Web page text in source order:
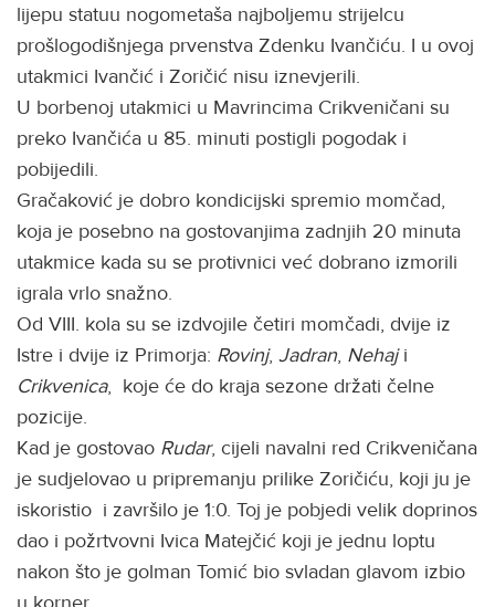
lijepu statuu nogometaša najboljemu strijelcu
prošlogodišnjega prvenstva Zdenku Ivančiću. I u ovoj
utakmici Ivančić i Zoričić nisu iznevjerili.
U borbenoj utakmici u Mavrincima Crikveničani su
preko Ivančića u 85. minuti postigli pogodak i
pobijedili.
Gračaković je dobro kondicijski spremio momčad,
koja je posebno na gostovanjima zadnjih 20 minuta
utakmice kada su se protivnici već dobrano izmorili
igrala vrlo snažno.
Od VIII. kola su se izdvojile četiri momčadi, dvije iz
Istre i dvije iz Primorja: Rovinj, Jadran, Nehaji
Crikvenica, koje će do kraja sezone držati čelne
pozicije.
Kad je gostovao Rudar, cijeli navalni red Crikveničana
je sudjelovao u pripremanju prilike Zoričiću, koji ju je
iskoristio i završilo je 1:0. Toj je pobjedi velik doprinos
dao i požrtvovni Ivica Matejčić koji je jednu loptu
nakon što je golman Tomić bio svladan glavom izbio